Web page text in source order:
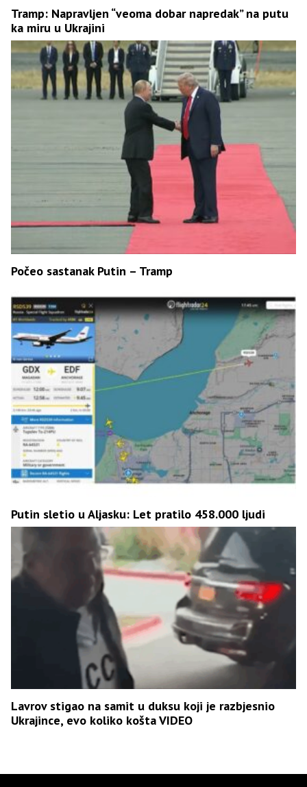
Tramp: Napravljen “veoma dobar napredak” na putu
ka miru u Ukrajini
Počeo sastanak Putin – Tramp
Putin sletio u Aljasku: Let pratilo 458.000 ljudi
Lavrov stigao na samit u duksu koji je razbjesnio
Ukrajince, evo koliko košta VIDEO